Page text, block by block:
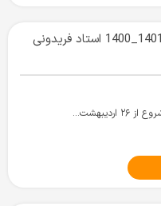
دوشنبه‌ها ۱۰:۰۰ الی ۱۸:۰۰ (شروع از ۲۶ اردیبهشت ۱۴۰۱)